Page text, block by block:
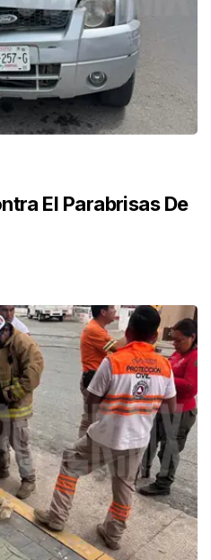
El Parabrisas De